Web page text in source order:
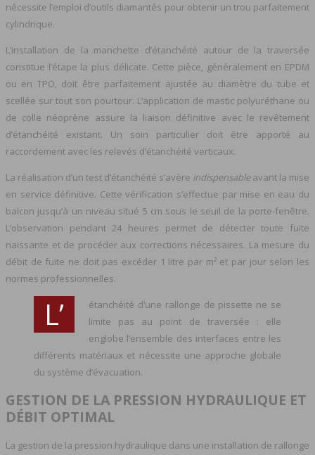
nécessite l’emploi d’outils diamantés pour obtenir un trou parfaitement
cylindrique.
L’installation de la manchette d’étanchéité autour de la traversée
constitue l’étape la plus délicate. Cette pièce, généralement en EPDM
ou en TPO, doit être parfaitement ajustée au diamètre du tube et
scellée sur tout son pourtour. L’application de mastic polyuréthane ou
de colle néoprène assure la liaison définitive avec le revêtement
d’étanchéité existant. Un soin particulier doit être apporté au
raccordement avec les relevés d’étanchéité verticaux.
La réalisation d’un test d’étanchéité s’avère indispensableavant la mise
en service définitive. Cette vérification s’effectue par mise en eau du
balcon jusqu’à un niveau situé 5 cm sous le seuil de la porte-fenêtre.
L’observation pendant 24 heures permet de détecter toute fuite
naissante et de procéder aux corrections nécessaires. La mesure du
débit de fuite ne doit pas excéder 1 litre par m² et par jour selon les
normes professionnelles.
L’
étanchéité d’une rallonge de pissette ne se
limite pas au point de traversée : elle
englobe l’ensemble des interfaces entre les
différents matériaux et nécessite une approche globale
du système d’évacuation.
GESTION DE LA PRESSION HYDRAULIQUE ET
DÉBIT OPTIMAL
La gestion de la pression hydraulique dans une installation de rallonge